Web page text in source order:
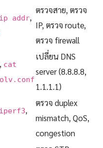
ip addr,
ตรวจสาย, ตรวจ
IP, ตรวจ route,
ตรวจ firewall
, cat
เปลี่ยน DNS
server (8.8.8.8,
1.1.1.1)
iperf3,
ตรวจ duplex
mismatch, QoS,
congestion